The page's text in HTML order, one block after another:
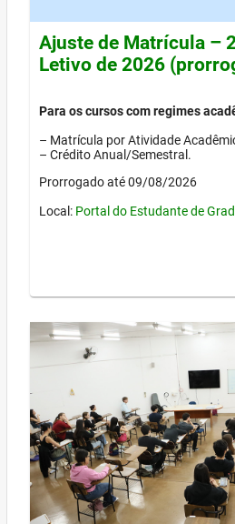
Ajuste de Matrícula –
Letivo de 2026
Para os cursos com regimes
– Matrícula por Atividade
– Crédito Anual/Semestral.
Prorrogado até 09/08/2026
Local: Portal do Estudante de